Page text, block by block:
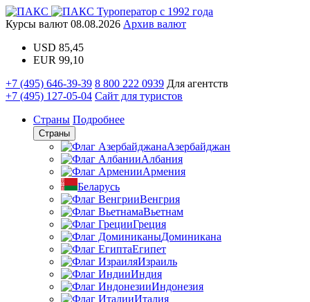
Туроператор с 1992 года
Курсы валют 08.08.2026 Архив валют
USD 85,45
EUR 99,10
+7 (495) 646-39-39 8 800 222 0939 Для агентств
+7 (495) 127-05-04 Сайт для туристов
Страны Подробнее
Страны
Азербайджан
Албания
Армения
Беларусь
Венгрия
Вьетнам
Греция
Доминикана
Египет
Израиль
Индия
Индонезия
Италия